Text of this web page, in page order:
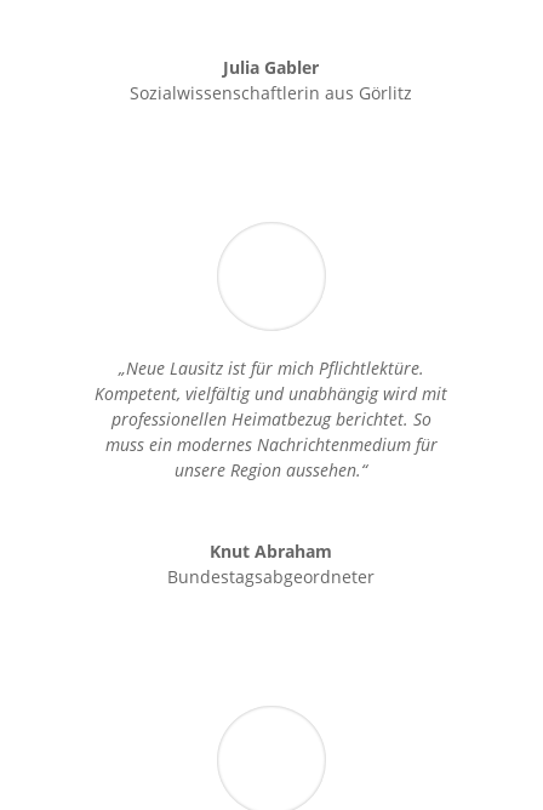
Julia Gabler
Sozialwissenschaftlerin aus Görlitz
„Neue Lausitz ist für mich Pflichtlektüre.
Kompetent, vielfältig und unabhängig wird mit
professionellen Heimatbezug berichtet. So
muss ein modernes Nachrichtenmedium für
unsere Region aussehen.“
Knut Abraham
Bundestagsabgeordneter